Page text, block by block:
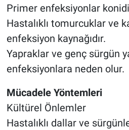
Primer enfeksiyonlar
Hastalıklı tomurcuklar ve
enfeksiyon kaynağıdır.
Yapraklar ve genç sürgün
enfeksiyonlara neden olur.
Mücadele Yöntemleri
Kültürel Önlemler
Hastalıklı dallar ve